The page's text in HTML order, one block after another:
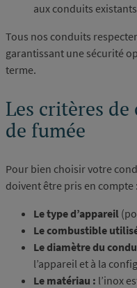
aux conduits
Tous nos conduits
garantissant une sécurité
terme.
Les critères
de fumée
Pour bien choisir votre
doivent être pris en compte :
Le type d’appareil
Le combustible
Le diamètre du
l’appareil et à la
Le matériau : l’inox